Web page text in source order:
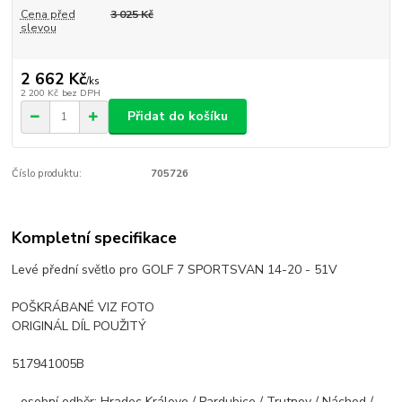
Cena před
slevou
3 025 Kč
2 662 Kč/ks
2 200 Kč bez DPH
Přidat do košíku
Číslo produktu: 705726
Kompletní specifikace
Levé přední světlo pro GOLF 7 SPORTSVAN 14-20 - 51V
POŠKRÁBANÉ VIZ FOTO
ORIGINÁL DÍL POUŽITÝ
517941005B